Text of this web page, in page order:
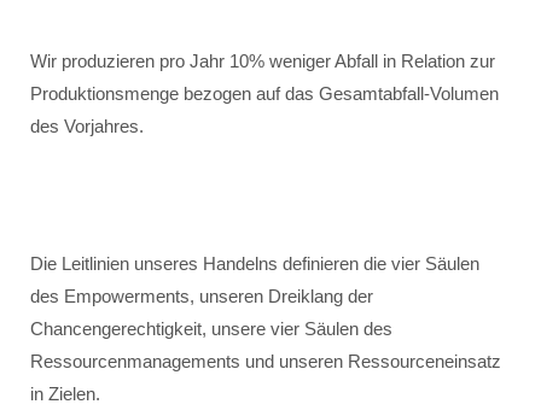
Wir produzieren pro Jahr 10% weniger Abfall in Relation zur
Produktionsmenge bezogen auf das Gesamtabfall-Volumen
des Vorjahres.
Die Leitlinien unseres Handelns definieren die vier Säulen
des Empowerments, unseren Dreiklang der
Chancengerechtigkeit, unsere vier Säulen des
Ressourcenmanagements und unseren Ressourceneinsatz
in Zielen.